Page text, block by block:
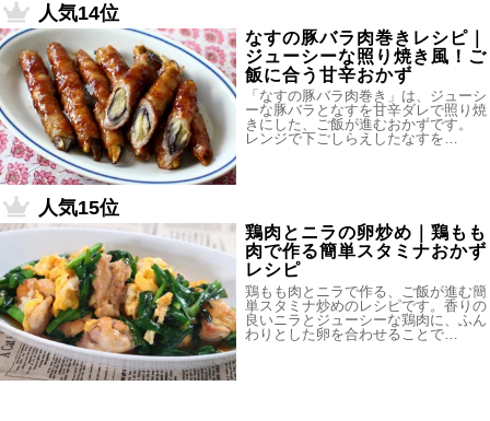
人気14位
なすの豚バラ肉巻きレシピ｜
ジューシーな照り焼き風！ご
飯に合う甘辛おかず
「なすの豚バラ肉巻き」は、ジューシ
ーな豚バラとなすを甘辛ダレで照り焼
きにした、ご飯が進むおかずです。
レンジで下ごしらえしたなすを…
人気15位
鶏肉とニラの卵炒め｜鶏もも
肉で作る簡単スタミナおかず
レシピ
鶏もも肉とニラで作る、ご飯が進む簡
単スタミナ炒めのレシピです。香りの
良いニラとジューシーな鶏肉に、ふん
わりとした卵を合わせることで…